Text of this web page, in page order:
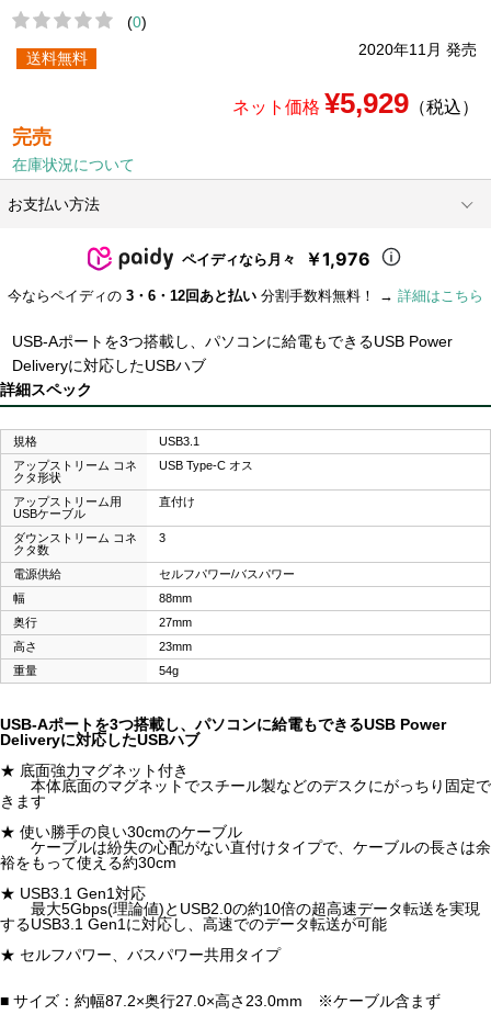
(0)
2020年11月 発売
送料無料
ネット価格 ¥5,929（税込）
完売
在庫状況について
お支払い方法
ペイディなら月々 ￥1,976
今ならペイディの 3・6・12回あと払い 分割手数料無料！ → 詳細はこちら
USB-Aポートを3つ搭載し、パソコンに給電もできるUSB Power
Deliveryに対応したUSBハブ
詳細スペック
規格
USB3.1
アップストリーム コネ
クタ形状
USB Type-C オス
アップストリーム用
USBケーブル
直付け
ダウンストリーム コネ
クタ数
3
電源供給
セルフパワー/バスパワー
幅
88mm
奥行
27mm
高さ
23mm
重量
54g
USB-Aポートを3つ搭載し、パソコンに給電もできるUSB Power
Deliveryに対応したUSBハブ
★ 底面強力マグネット付き
本体底面のマグネットでスチール製などのデスクにがっちり固定で
きます
★ 使い勝手の良い30cmのケーブル
ケーブルは紛失の心配がない直付けタイプで、ケーブルの長さは余
裕をもって使える約30cm
★ USB3.1 Gen1対応
最大5Gbps(理論値)とUSB2.0の約10倍の超高速データ転送を実現
するUSB3.1 Gen1に対応し、高速でのデータ転送が可能
★ セルフパワー、バスパワー共用タイプ
■ サイズ：約幅87.2×奥行27.0×高さ23.0mm ※ケーブル含まず